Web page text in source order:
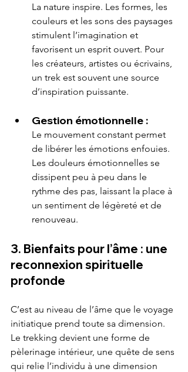
La nature inspire. Les formes, les
couleurs et les sons des paysages
stimulent l’imagination et
favorisent un esprit ouvert. Pour
les créateurs, artistes ou écrivains,
un trek est souvent une source
d’inspiration puissante.
Gestion émotionnelle :
Le mouvement constant permet
de libérer les émotions enfouies.
Les douleurs émotionnelles se
dissipent peu à peu dans le
rythme des pas, laissant la place à
un sentiment de légèreté et de
renouveau.
3. Bienfaits pour l’âme : une
reconnexion spirituelle
profonde
C’est au niveau de l’âme que le voyage
initiatique prend toute sa dimension.
Le trekking devient une forme de
pèlerinage intérieur, une quête de sens
qui relie l’individu à une dimension